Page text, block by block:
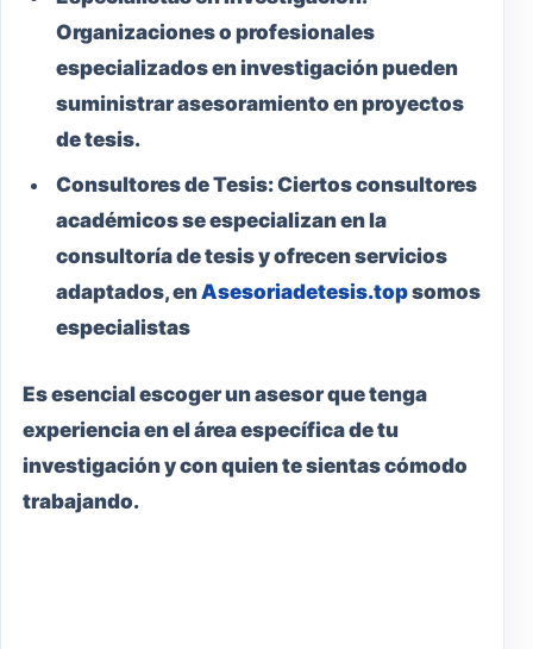
Organizaciones o profesionales
especializados en investigación pueden
suministrar asesoramiento en proyectos
de tesis.
Consultores de Tesis:Ciertos consultores
académicos se especializan en la
consultoría de tesis y ofrecen servicios
adaptados, enAsesoriadetesis.topsomos
especialistas
Es esencial escoger un asesor que tenga
experiencia en el área específica de tu
investigación y con quien te sientas cómodo
trabajando.